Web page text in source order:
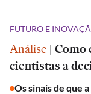
FUTURO E
Análise | Como
cientistas a
Os sinais de que